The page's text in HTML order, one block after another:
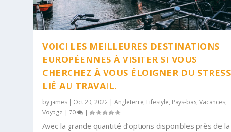
VOICI LES MEILLEURES DESTINATIONS
EUROPÉENNES À VISITER SI VOUS
CHERCHEZ À VOUS ÉLOIGNER DU STRESS
LIÉ AU TRAVAIL.
by james | Oct 20, 2022 |Angleterre, Lifestyle, Pays-bas,Vacances,
Voyage |70 |
Avec la grande quantité d’options disponibles près de la